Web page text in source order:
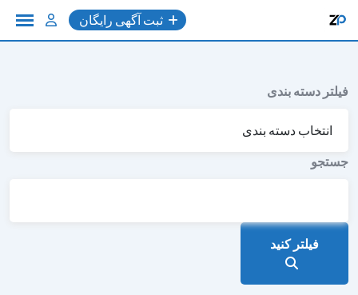
محتوا
ثبت آگهی رایگان
فیلتر دسته بندی
جستجو
فیلتر کنید